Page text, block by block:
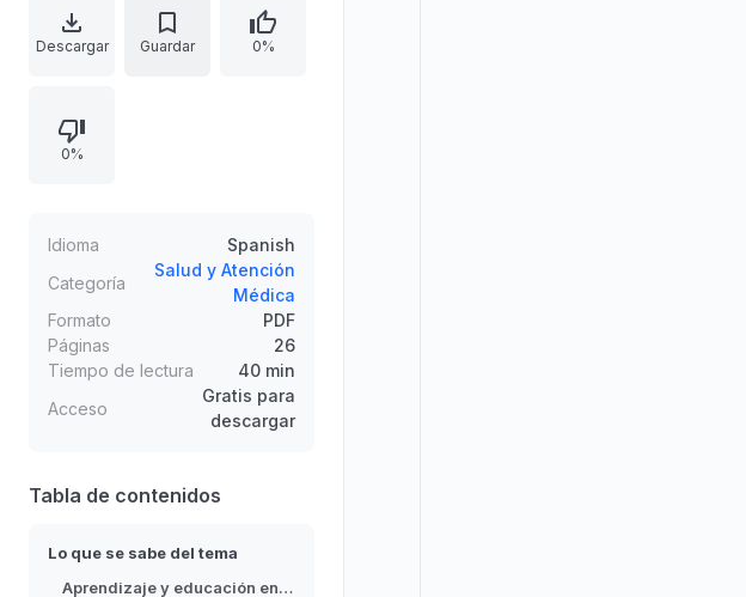
la educación permanente en
adultos mayores. Desarrolla el valor
destacando beneficios como la
disminución del aislamiento, el
intelectual. Presenta motivaciones
frecuentes para estudiar,
incluyendo propósitos prácticos,
prevención de déficits cognitivos y
afrontamiento de crisis.
Descargar Guardar 0%
0%
Idioma
Spanish
Categoría
Salud y Atención
Médica
Formato
PDF
Páginas
26
Tiempo de lectura
40 min
Acceso
Gratis para
descargar
Tabla de contenidos
Lo que se sabe del tema
Aprendizaje y educación en los adultos mayores